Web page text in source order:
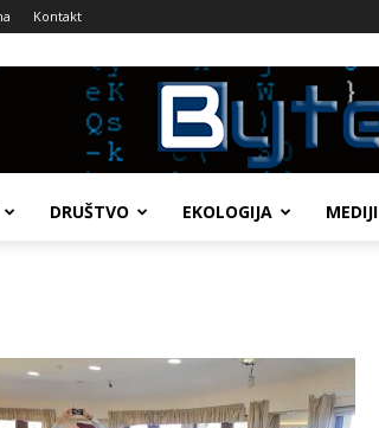
Kontakt
DRUŠTVO EKOLOGIJA MEDIJI